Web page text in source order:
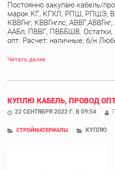
Постоянно закупаю кабель/
марок КГ, КГХЛ, РПШ, РПШЭ,
КВВГнг, КВВГнглс,
ААБл, ПВВГ, ПВББШВ. Остатки,
опт. Расчет: наличные, б/н
Читать далее
КУПЛЮ КАБЕЛЬ, ПРОВОД
22 СЕНТЯБРЯ 2022 Г. В 09:54
СТРОЙМАТЕРИАЛЫ КУПЛЮ